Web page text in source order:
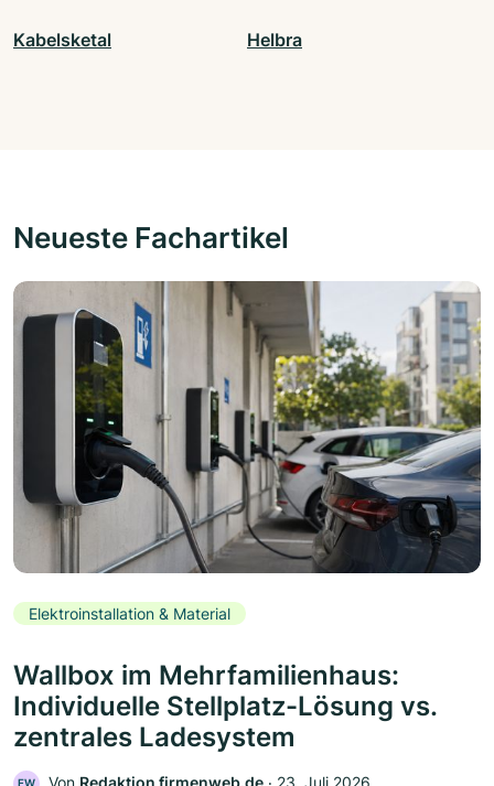
Kabelsketal Helbra
Neueste Fachartikel
Elektroinstallation & Material
Wallbox im Mehrfamilienhaus:
Individuelle Stellplatz-Lösung vs.
zentrales Ladesystem